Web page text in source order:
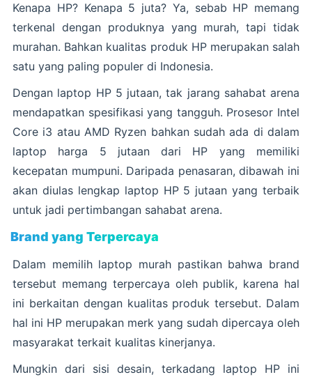
Kenapa HP? Kenapa 5 juta? Ya, sebab HP memang
terkenal dengan produknya yang murah, tapi tidak
murahan. Bahkan kualitas produk HP merupakan salah
satu yang paling populer di Indonesia.
Dengan laptop HP 5 jutaan, tak jarang sahabat arena
mendapatkan spesifikasi yang tangguh. Prosesor Intel
Core i3 atau AMD Ryzen bahkan sudah ada di dalam
laptop harga 5 jutaan dari HP yang memiliki
kecepatan mumpuni. Daripada penasaran, dibawah ini
akan diulas lengkap laptop HP 5 jutaan yang terbaik
untuk jadi pertimbangan sahabat arena.
Brand yang Terpercaya
Dalam memilih laptop murah pastikan bahwa brand
tersebut memang terpercaya oleh publik, karena hal
ini berkaitan dengan kualitas produk tersebut. Dalam
hal ini HP merupakan merk yang sudah dipercaya oleh
masyarakat terkait kualitas kinerjanya.
Mungkin dari sisi desain, terkadang laptop HP ini